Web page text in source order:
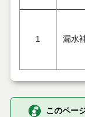
1 漏水
このペー